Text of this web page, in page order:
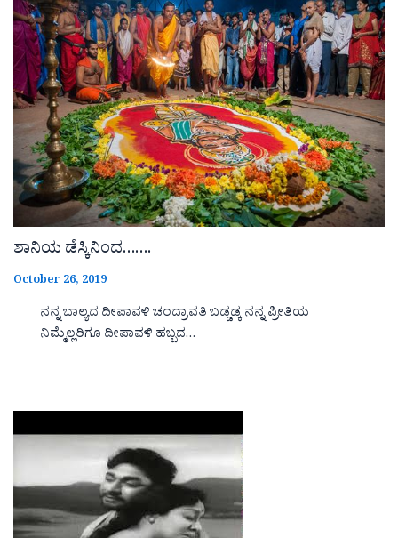
ಶಾನಿಯ ಡೆಸ್ಕಿನಿಂದ…….
October 26, 2019
ನನ್ನ ಬಾಲ್ಯದ ದೀಪಾವಳಿ ಚಂದ್ರಾವತಿ ಬಡ್ಡಡ್ಕ ನನ್ನ ಪ್ರೀತಿಯ
ನಿಮ್ಮೆಲ್ಲರಿಗೂ ದೀಪಾವಳಿ ಹಬ್ಬದ…